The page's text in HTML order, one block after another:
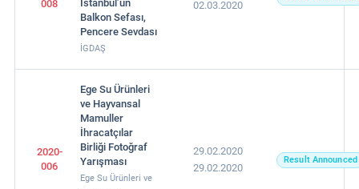
008
İstanbul’un
Balkon Sefası,
Pencere Sevdası
İGDAŞ
02.03.2020
2020-
006
Ege Su Ürünleri
ve Hayvansal
Mamuller
İhracatçılar
Birliği Fotoğraf
Yarışması
Ege Su Ürünleri ve
29.02.2020
29.02.2020
Result Announced